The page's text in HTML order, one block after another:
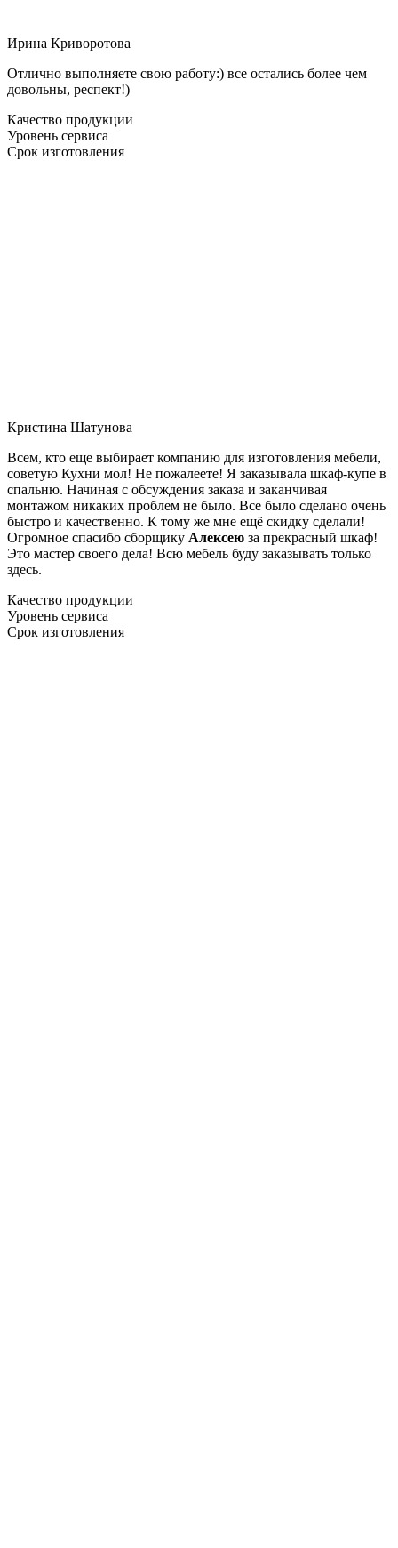
Ирина Криворотова
Отлично выполняете свою работу:) все остались более чем
довольны, респект!)
Качество продукции
Уровень сервиса
Срок изготовления
Кристина Шатунова
Всем, кто еще выбирает компанию для изготовления мебели,
советую Кухни мол! Не пожалеете! Я заказывала шкаф-купе в
спальню. Начиная с обсуждения заказа и заканчивая
монтажом никаких проблем не было. Все было сделано очень
быстро и качественно. К тому же мне ещё скидку сделали!
Огромное спасибо сборщику Алексею за прекрасный шкаф!
Это мастер своего дела! Всю мебель буду заказывать только
здесь.
Качество продукции
Уровень сервиса
Срок изготовления